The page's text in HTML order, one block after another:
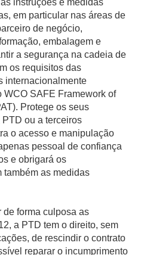
instruções e medidas
em particular nas áreas de
de negócio,
embalagem e
a segurança na cadeia de
os requisitos das
internacionalmente
SAFE Framework of
Protege os seus
ou a terceiros
o acesso e manipulação
pessoal de confiança
e obrigará os
também as medidas
de forma culposa as
a PTD tem o direito, sem
de rescindir o contrato
reparar o incumprimento